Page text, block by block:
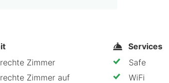
ab 89 € und freue dich auf eine
Zimmer
Services
Safe
WiFi